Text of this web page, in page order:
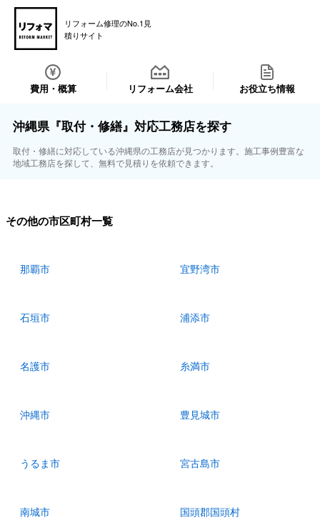
リフォーム修理のNo.1見
積りサイト
費用・概算 リフォーム会社 お役立ち情報
沖縄県『取付・修繕』対応工務店を探す
取付・修繕に対応している沖縄県の工務店が見つかります。施工事例豊富な
地域工務店を探して、無料で見積りを依頼できます。
その他の市区町村一覧
那覇市 宜野湾市
石垣市 浦添市
名護市 糸満市
沖縄市 豊見城市
うるま市 宮古島市
南城市 国頭郡国頭村